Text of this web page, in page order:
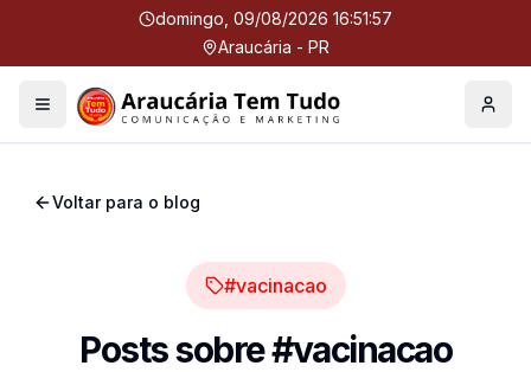
domingo, 09/08/2026 16:51:58
Araucária - PR
Menu Perfil
Voltar para o blog
#vacinacao
Posts sobre#vacinacao